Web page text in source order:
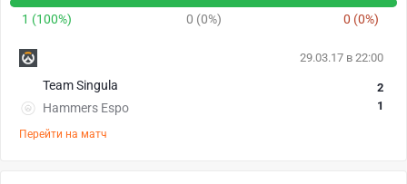
1 (100%) 0 (0%) 0 (0%)
29.03.17 в 22:00
Team Singula
Hammers Espo
2
1
Перейти на матч